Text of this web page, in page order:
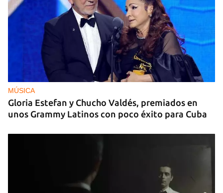
MÚSICA
Gloria Estefan y Chucho Valdés, premiados en
unos Grammy Latinos con poco éxito para Cuba